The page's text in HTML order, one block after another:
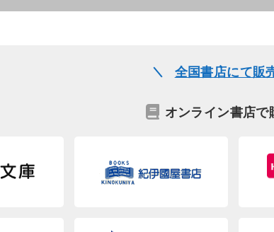
全国書店にて販
オンライン書店で